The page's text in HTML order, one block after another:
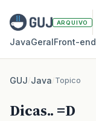
ARQUIVO
JavaGeralFront‑end
GUJ/Java/Topico
Dicas.. =D